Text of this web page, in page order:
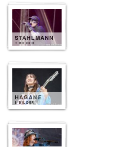
STAHLMANN
9 BILDER
HAGANE
8 BILDER